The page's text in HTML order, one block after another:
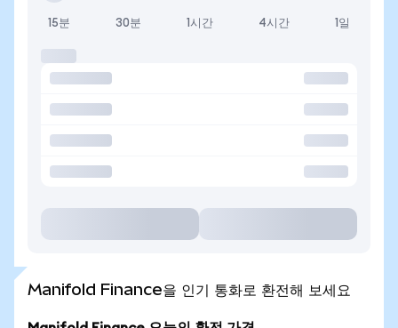
15분 30분 1시간 4시간 1일
Manifold Finance을 인기 통화로 환전해 보세요